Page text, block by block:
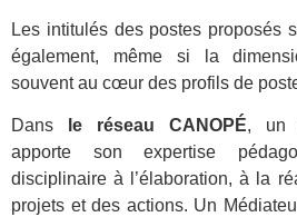
Les intitulés des postes proposés
également, même si la
souvent au cœur des profils de
Dans le réseau CANOPÉ, un
apporte son expertise
disciplinaire à l’élaboration, à la
projets et des actions. Un